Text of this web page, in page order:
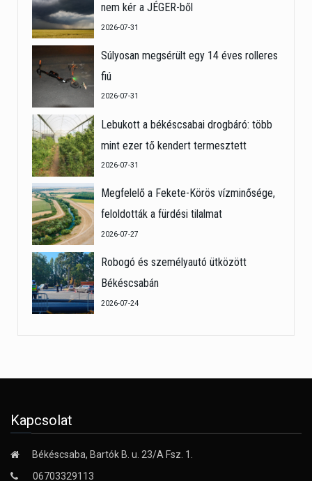
nem kér a JÉGER-ből
2026-07-31
Súlyosan megsérült egy 14 éves rolleres
fiú
2026-07-31
Lebukott a békéscsabai drogbáró: több
mint ezer tő kendert termesztett
2026-07-31
Megfelelő a Fekete-Körös vízminősége,
feloldották a fürdési tilalmat
2026-07-27
Robogó és személyautó ütközött
Békéscsabán
2026-07-24
Kapcsolat
Békéscsaba, Bartók B. u. 23/A Fsz. 1.
06703329113